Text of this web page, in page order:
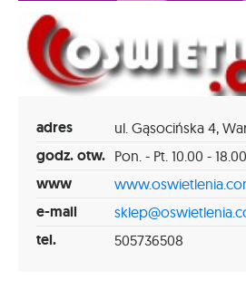
adres ul. Gąsocińska 4,
godz. otw. Pon. - Pt. 10.00 - 18.00
www
e-mail
tel. 505736508